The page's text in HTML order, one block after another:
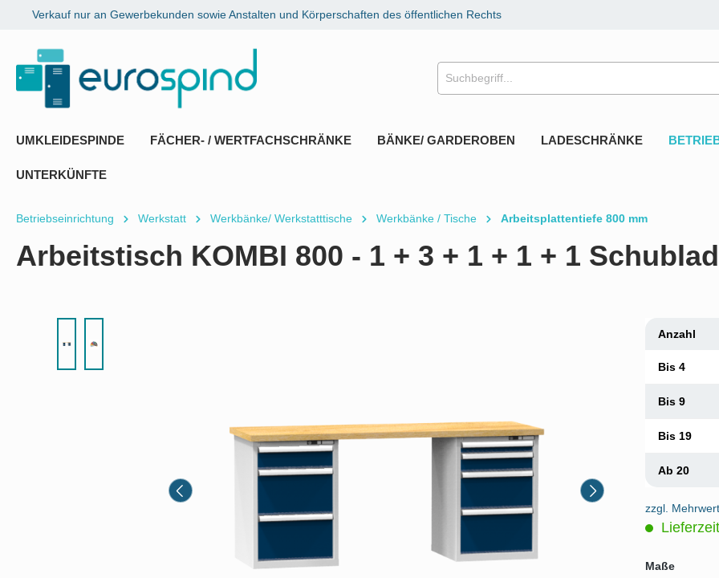
Zur Hauptnavigation springen
Verkauf nur an Gewerbekunden sowie Anstalten und Körperschaften des öffentlichen Rechts
UMKLEIDESPINDE FÄCHER- / WERTFACHSCHRÄNKE BÄNKE/ GARDEROBEN LADESCHRÄNKE
UNTERKÜNFTE
Betriebseinrichtung Werkstatt Werkbänke/ Werkstatttische Werkbänke / Tische Arbeitsplattentiefe 800 mm
Arbeitstisch KOMBI 800 - 1 + 3 + 1 + 1 + 1
Anzahl
Bis 4
Bis 9
Bis 19
Ab 20
zzgl.
Maße